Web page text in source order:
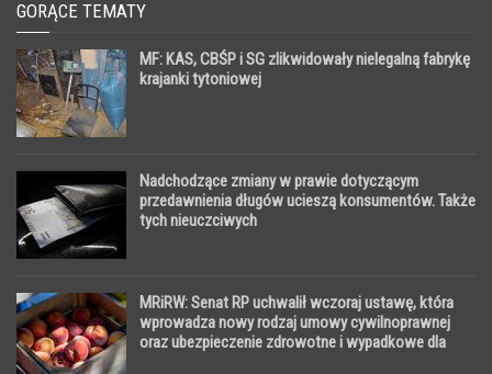
GORĄCE TEMATY
MF: KAS, CBŚP i SG zlikwidowały nielegalną fabrykę
krajanki tytoniowej
Nadchodzące zmiany w prawie dotyczącym
przedawnienia długów ucieszą konsumentów. Także
tych nieuczciwych
MRiRW: Senat RP uchwalił wczoraj ustawę, która
wprowadza nowy rodzaj umowy cywilnoprawnej
oraz ubezpieczenie zdrowotne i wypadkowe dla